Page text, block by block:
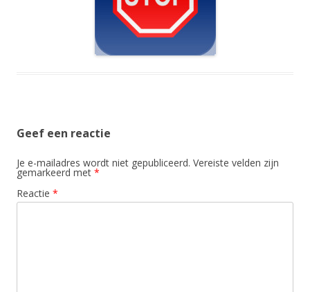
Geef een reactie
Je e-mailadres wordt niet gepubliceerd. Vereiste velden zijn
gemarkeerd met *
Reactie *